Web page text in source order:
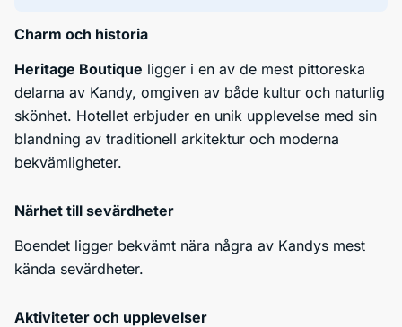
Charm och historia
Heritage Boutique ligger i en av de mest pittoreska
delarna av Kandy, omgiven av både kultur och naturlig
skönhet. Hotellet erbjuder en unik upplevelse med sin
blandning av traditionell arkitektur och moderna
bekvämligheter.
Närhet till sevärdheter
Boendet ligger bekvämt nära några av Kandys mest
kända sevärdheter.
Aktiviteter och upplevelser